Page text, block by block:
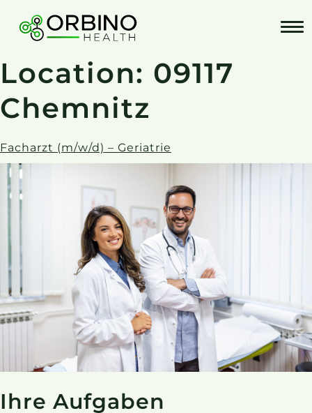
content
Location: 09117
Chemnitz
Facharzt (m/w/d) – Geriatrie
Ihre Aufgaben